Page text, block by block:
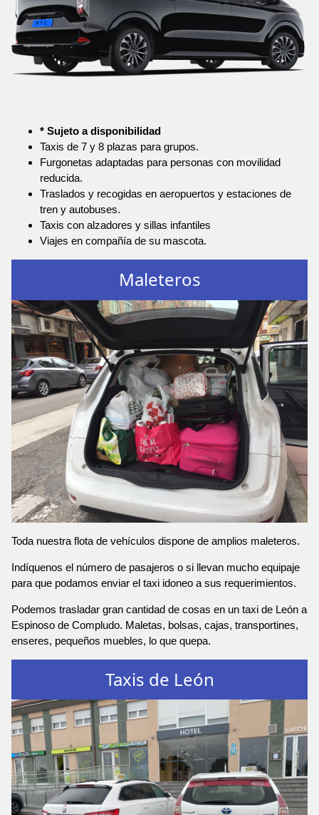
* Sujeto a disponibilidad
Taxis de 7 y 8 plazas para grupos.
Furgonetas adaptadas para personas con movilidad
reducida.
Traslados y recogidas en aeropuertos y estaciones de
tren y autobuses.
Taxis con alzadores y sillas infantiles
Viajes en compañía de su mascota.
Maleteros
Toda nuestra flota de vehículos dispone de amplios maleteros.
Indíquenos el número de pasajeros o si llevan mucho equipaje
para que podamos enviar el taxi idoneo a sus requerimientos.
Podemos trasladar gran cantidad de cosas en un taxi de León a
Espinoso de Compludo. Maletas, bolsas, cajas, transportines,
enseres, pequeños muebles, lo que quepa.
Taxis de León